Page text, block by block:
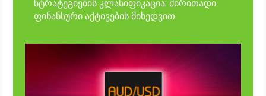
სტრატეგიების კლასიფიკაცია: ძირითადი
ფინანსური აქტივების მიხედვით